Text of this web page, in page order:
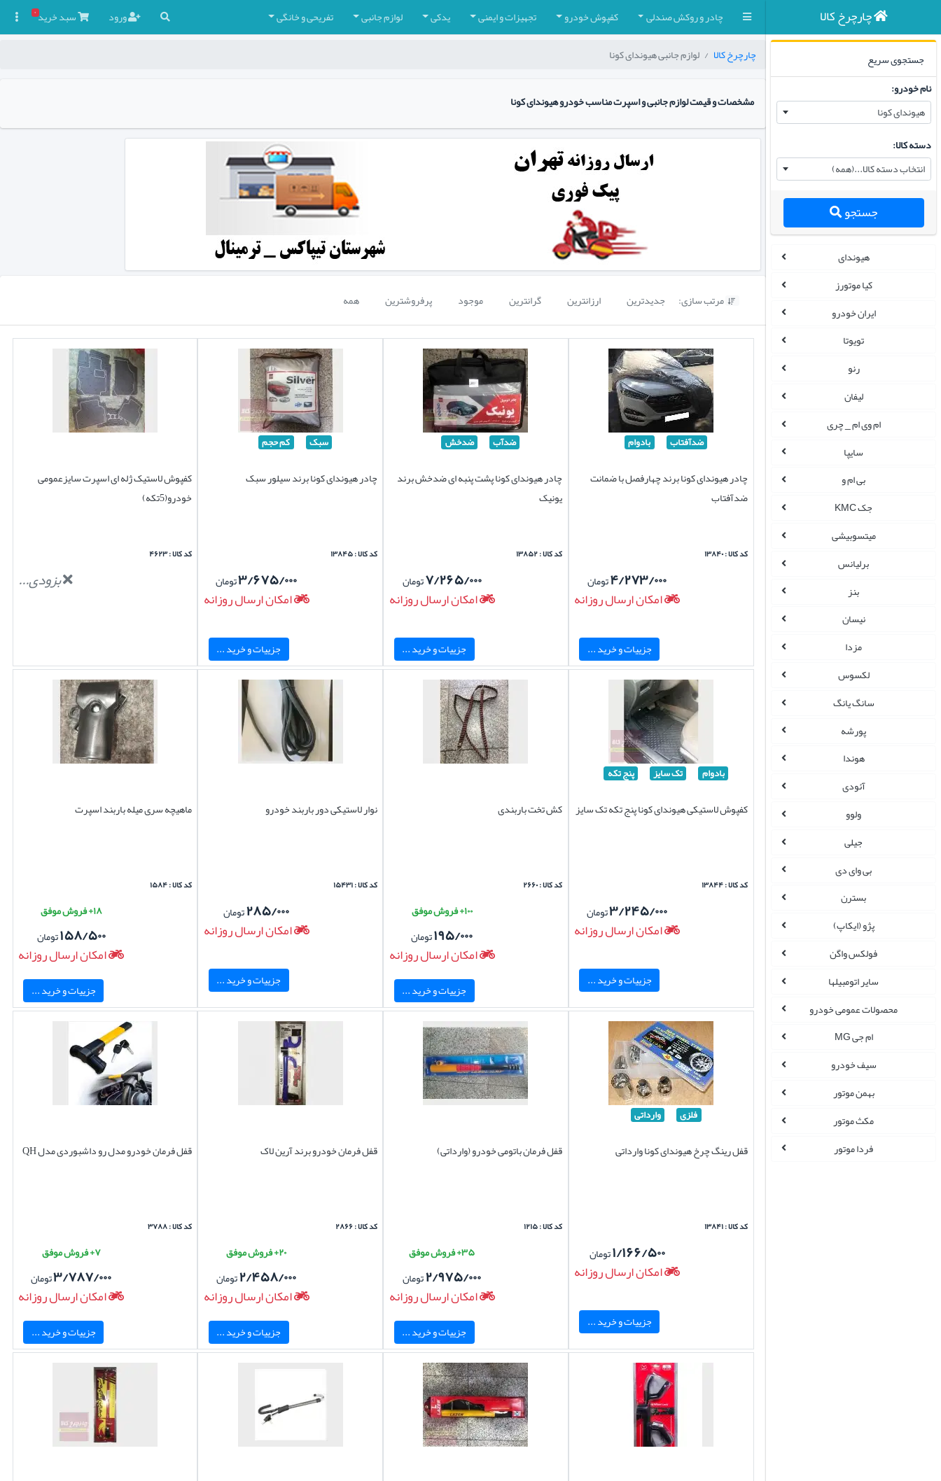
چادر و روکش صندلی کفپوش خودرو تجهیزات و ایمنی یدکی لوازم جانبی تفریحی و خانگی ورود سبدخرید۰ چارچرخ کالا
جستجوی سریع
نام خودرو:
هیوندای کونا
دسته کالا:
انتخاب دسته کالا...(همه)
جستجو
هیوندای
کیا موتورز
ایران خودرو
تویوتا
رنو
لیفان
ام وی ام _ چری
سایپا
بی ام و
جک KMC
میتسوبیشی
برلیانس
بنز
نیسان
مزدا
لکسوس
سانگ یانگ
پورشه
هوندا
آئودی
ولوو
جیلی
بی وای دی
بسترن
پژو (ایکاپ)
فولکس واگن
سایر اتومبیلها
محصولات عمومی خودرو
ام جی MG
سیف خودرو
بهمن موتور
مکث موتور
فردا موتور
چارچرخ کالا لوازم جانبی هیوندای کونا
مشخصات و قیمت لوازم جانبی و اسپرت مناسب خودرو هیوندای کونا
 مرتب سازی: جدیدترین ارزانترین گرانترین موجود پرفروشترین همه
ضدآفتاب بادوام
چادر هیوندای کونا برند چهارفصل با ضمانت
ضدآفتاب
کد کالا : ۱۳۸۴۰
۴/۲۷۳/۰۰۰تومان
امکان ارسال روزانه
جزییات و خرید ...
ضدآب ضدخش
چادر هیوندای کونا پشت پنبه ای ضدخش برند
یونیک
کد کالا : ۱۳۸۵۲
۷/۲۶۵/۰۰۰تومان
امکان ارسال روزانه
جزییات و خرید ...
سبک کم حجم
چادر هیوندای کونا برند سیلور سبک
کد کالا : ۱۳۸۴۵
۳/۶۷۵/۰۰۰تومان
امکان ارسال روزانه
جزییات و خرید ...
کفپوش لاستیک ژله ای اسپرت سایزعمومی
خودرو(5تکه)
کد کالا : ۴۶۲۳
بزودی...
بادوام تک سایز پنج تکه
کفپوش لاستیکی هیوندای کونا پنج تکه تک سایز
کد کالا : ۱۳۸۴۴
۳/۲۴۵/۰۰۰تومان
امکان ارسال روزانه
جزییات و خرید ...
کش تخت باربندی
کد کالا : ۲۶۶۰
۱۰۰+ فروش موفق
۱۹۵/۰۰۰تومان
امکان ارسال روزانه
جزییات و خرید ...
نوار لاستیکی دور باربند خودرو
کد کالا : ۱۵۴۳۱
۲۸۵/۰۰۰تومان
امکان ارسال روزانه
جزییات و خرید ...
ماهیچه سری میله باربند اسپرت
کد کالا : ۱۵۸۴
۱۸+ فروش موفق
۱۵۸/۵۰۰تومان
امکان ارسال روزانه
جزییات و خرید ...
فلزی وارداتی
قفل رینگ چرخ هیوندای کونا وارداتی
کد کالا : ۱۳۸۴۱
۱/۱۶۶/۵۰۰تومان
امکان ارسال روزانه
جزییات و خرید ...
قفل فرمان باتومی خودرو (وارداتی)
کد کالا : ۱۲۱۵
۳۵+ فروش موفق
۲/۹۷۵/۰۰۰تومان
امکان ارسال روزانه
جزییات و خرید ...
قفل فرمان خودرو برند آرین لاک
کد کالا : ۲۸۶۶
۲۰+ فروش موفق
۲/۴۵۸/۰۰۰تومان
امکان ارسال روزانه
جزییات و خرید ...
قفل فرمان خودرو مدل رو داشبوردی مدل QH
کد کالا : ۳۷۸۸
۷+ فروش موفق
۳/۷۸۷/۰۰۰تومان
امکان ارسال روزانه
جزییات و خرید ...